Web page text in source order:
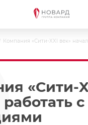
Компания «Сити-XXI век»
«Сити-
с